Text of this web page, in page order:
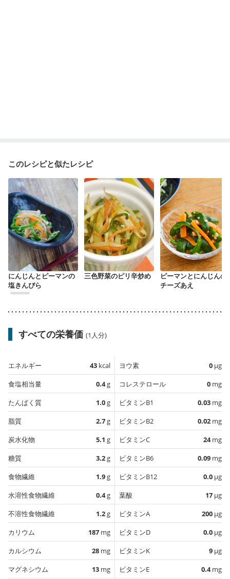
このレシピと似たレシピ
にんじんとピーマンの
塩きんぴら
三色野菜のピリ辛炒め
ピーマンとにんじんの
チーズあえ
すべての栄養価 (1人分)
エネルギー 43 kcal
食塩相当量
0.4g
たんぱく質
1.0g
脂質
2.7g
炭水化物
5.1 g
糖質
3.2g
食物繊維
1.9g
水溶性食物繊維
0.4g
不溶性食物繊維
1.2g
カリウム
187 mg
カルシウム
28 mg
マグネシウム
13 mg
ヨウ素 0 µg
コレステロール
0 mg
ビタミンB1
0.03 mg
ビタミンB2
0.02 mg
ビタミンC
24mg
ビタミンB6
0.09 mg
ビタミンB12
0.0 µg
葉酸
17 µg
ビタミンA
200 µg
ビタミンD
0.0 µg
ビタミンK
9 µg
ビタミンE
0.4mg